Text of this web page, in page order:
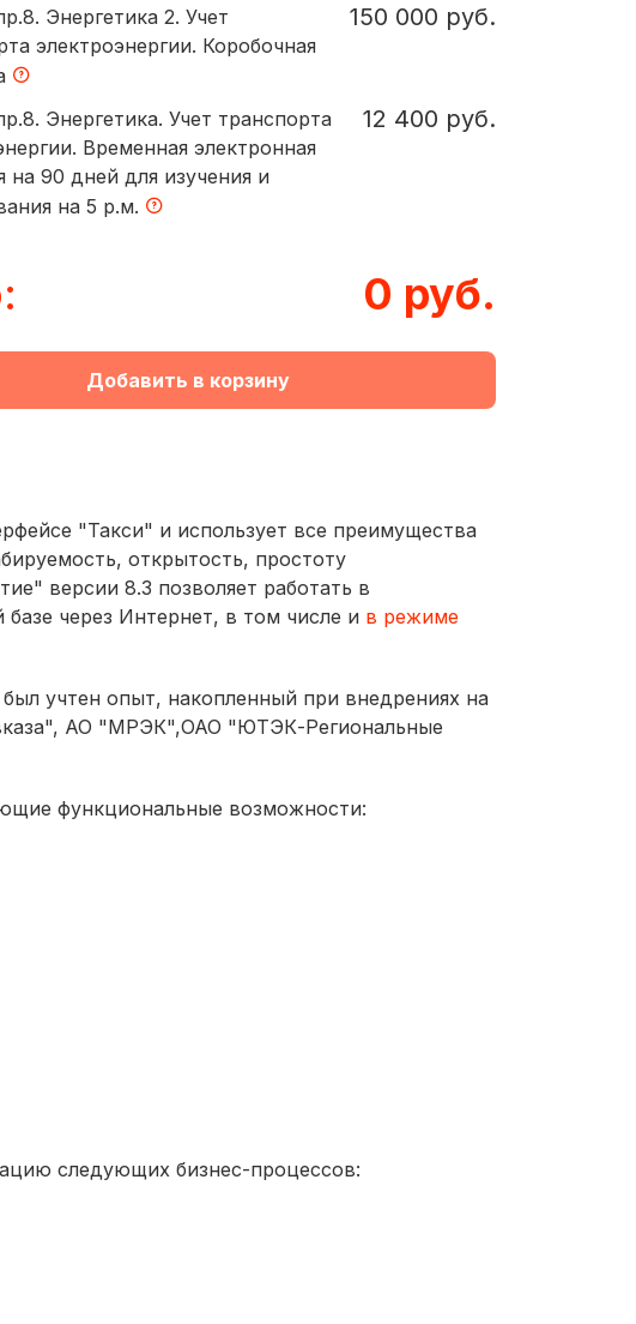
Энергетика 2. Учет
электроэнергии. Коробочная
150 000 руб.
Энергетика. Учет транспорта
Временная электронная
на 90 дней для изучения и
на 5 р.м.
12 400 руб.
0 руб.
Добавить в корзину
"Такси" и использует все преимущества
открытость, простоту
версии 8.3 позволяет работать в
через Интернет, в том числе и в режиме
учтен опыт, накопленный при внедрениях на
АО "МРЭК",ОАО "ЮТЭК-Региональные
функциональные возможности:
следующих бизнес-процессов: